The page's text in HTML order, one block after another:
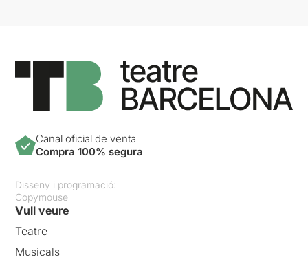
Canal oficial de venta
Compra 100% segura
Disseny i programació:
Copymouse
Vull veure
Teatre
Musicals